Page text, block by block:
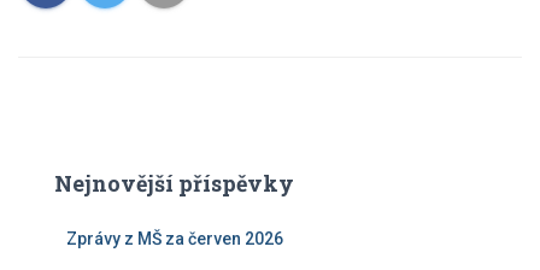
Nejnovější příspěvky
Zprávy z MŠ za červen 2026